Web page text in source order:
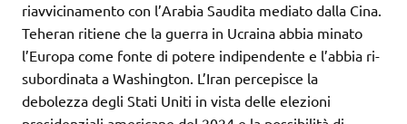
riavvicinamento con l’Arabia Saudita mediato dalla Cina.
Teheran ritiene che la guerra in Ucraina abbia minato
l’Europa come fonte di potere indipendente e l’abbia ri-
subordinata a Washington. L’Iran percepisce la
debolezza degli Stati Uniti in vista delle elezioni